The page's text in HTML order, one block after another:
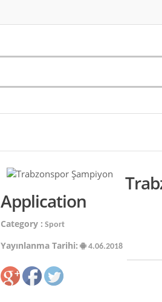
Application
Category : Sport
Yayınlanma Tarihi: 4.06.2018